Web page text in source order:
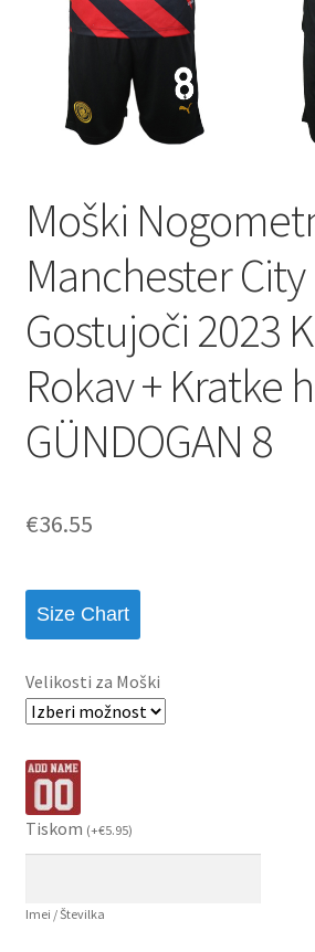
Moški
Manchester City
Gostujoči 2023
Rokav + Kratke
GÜNDOGAN 8
€36.55
Size Chart
Velikosti za Moški
Tiskom (+€5.95)
Imei / Številka